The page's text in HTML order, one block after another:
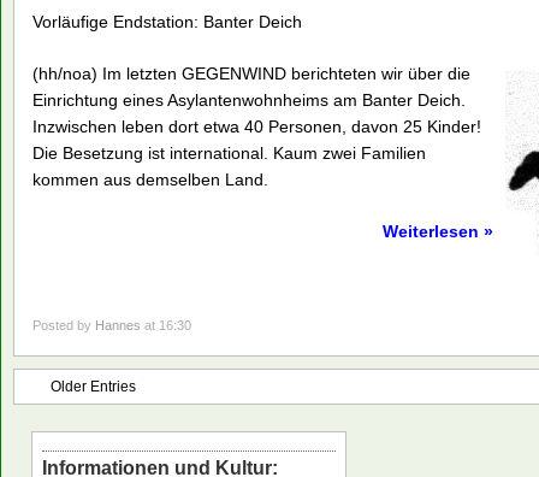
Vorläufige Endstation: Banter Deich
(hh/noa) Im letzten GEGENWIND berichteten wir über die
Einrichtung eines Asylantenwohnheims am Banter Deich.
Inzwischen leben dort etwa 40 Personen, davon 25 Kinder!
Die Besetzung ist international. Kaum zwei Familien
kommen aus demselben Land.
Weiterlesen »
Posted by Hannes at 16:30
Older Entries
Informationen und Kultur: